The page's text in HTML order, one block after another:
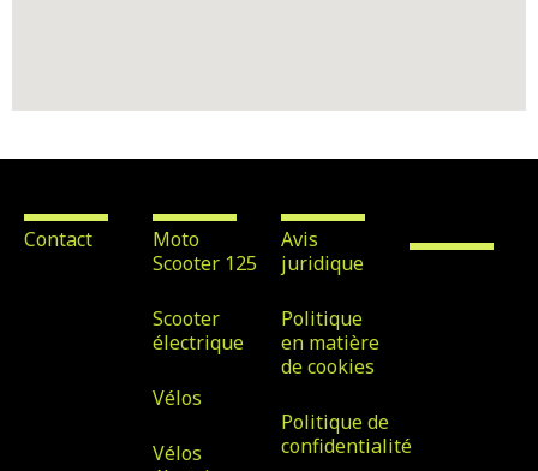
Contact
Moto
Scooter 125
Scooter
électrique
Vélos
Vélos
Avis
juridique
Politique
en matière
de cookies
Politique de
confidentialitéde Tirajana